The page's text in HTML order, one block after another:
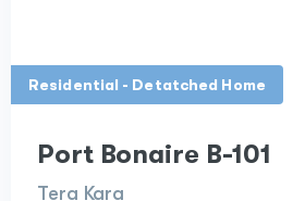
Residential - Detatched Home
Port Bonaire B-101
Tera Kara